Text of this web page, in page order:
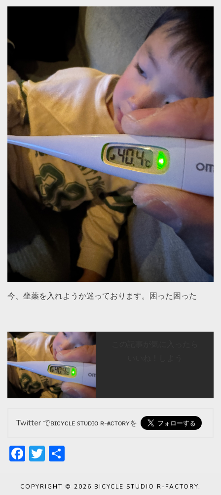
今、坐薬を入れようか迷っております。困った困った
Twitter でʙɪᴄʏᴄʟᴇ sᴛᴜᴅɪᴏ ʀ-ғᴀᴄᴛᴏʀʏを
Facebook
Twitter
COPYRIGHT © 2026 BICYCLE STUDIO R-FACTORY.